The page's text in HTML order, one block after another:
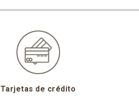
Tarjetas de crédito